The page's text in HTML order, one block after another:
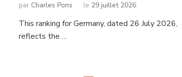
par Charles Pons le 29 juillet 2026
This ranking for Germany, dated 26 July 2026,
reflects the …